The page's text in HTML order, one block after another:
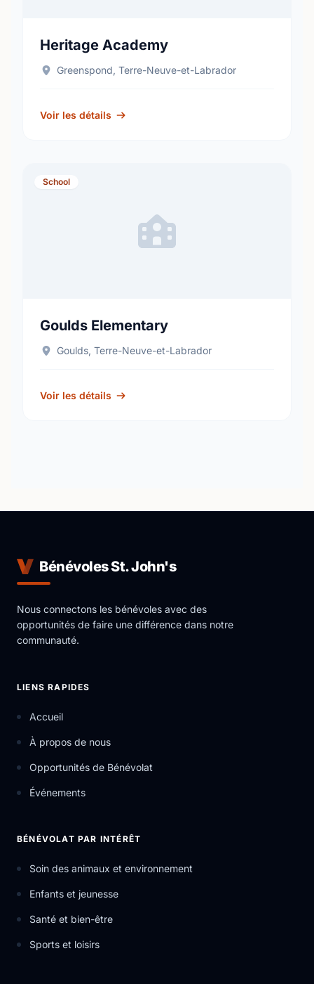
Heritage Academy
Greenspond, Terre-Neuve-et-Labrador
Voir les détails
School
Goulds Elementary
Goulds, Terre-Neuve-et-Labrador
Voir les détails
Bénévoles St. John's
Nous connectons les bénévoles avec des
opportunités de faire une différence dans notre
communauté.
LIENS RAPIDES
Accueil
À propos de nous
Opportunités de Bénévolat
Événements
BÉNÉVOLAT PAR INTÉRÊT
Soin des animaux et environnement
Enfants et jeunesse
Santé et bien-être
Sports et loisirs